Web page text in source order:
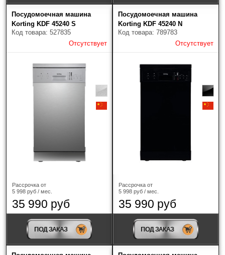
Посудомоечная машина
Korting KDF 45240 S
Код товара: 527835
Отсутствует
Рассрочка от
5 998 руб / мес.
35 990 руб
ПОД ЗАКАЗ
Посудомоечная машина
Korting KDF 45240 N
Код товара: 789783
Отсутствует
Рассрочка от
5 998 руб / мес.
35 990 руб
ПОД ЗАКАЗ